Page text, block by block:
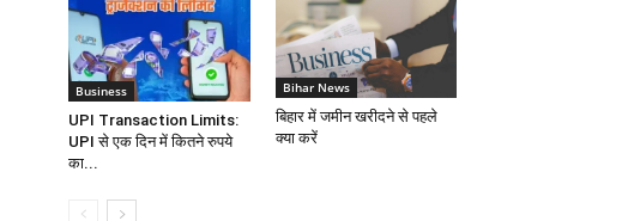
Business
UPI Transaction Limits:
UPI से एक दिन में कितने रुपये
का...
Bihar News
बिहार में जमीन खरीदने से पहले
क्या करें